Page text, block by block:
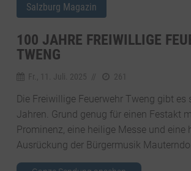
Salzburg Magazin
100 JAHRE FREIWILLIGE
TWENG
Fr., 11. Juli. 2025 261
Die Freiwillige Feuerwehr Tweng gibt es
Jahren. Grund genug für einen Festakt
Prominenz, eine heilige Messe und eine
Ausrückung der Bürgermusik